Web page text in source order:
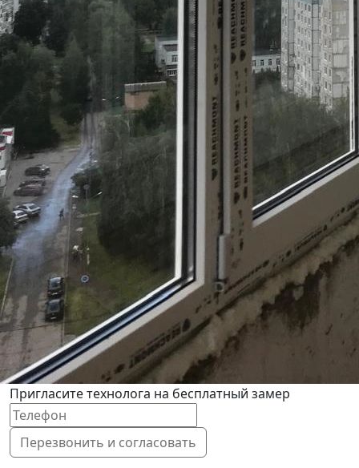
Пригласите технолога на бесплатный замер